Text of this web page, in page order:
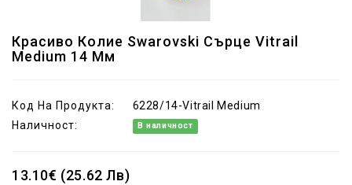
Красиво Колие Swarovski Сърце Vitrail
Medium 14 Мм
Код На Продукта:
6228/14-Vitrail Medium
Наличност:
В наличност
13.10€ (25.62 Лв)